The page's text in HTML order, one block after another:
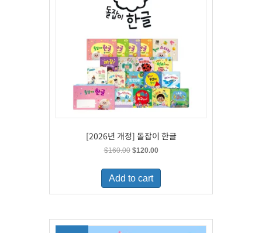
[2026년 개정] 돌잡이 한글
$160.00 Original
was:
$160.00.
$120.00Current
is:
Add to cart